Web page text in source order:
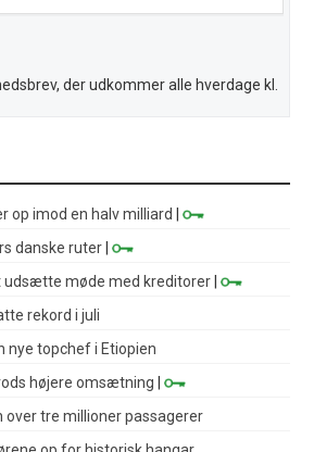
der udkommer alle hverdage kl.
op imod en halv milliard
|
danske ruter |
udsætte møde med kreditorer |
rekord i juli
nye topchef i Etiopien
højere omsætning |
over tre millioner passagerer